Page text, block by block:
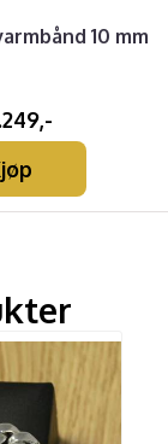
10 mm